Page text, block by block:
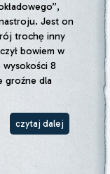
Jest on
trochę inny
bowiem w
8
groźne dla
czytaj dalej